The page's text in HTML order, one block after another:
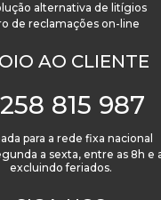
alternativa de litígios
de reclamações on-line
AO CLIENTE
815 987
para a rede fixa nacional
a sexta, entre as 8h e
excluindo feriados.